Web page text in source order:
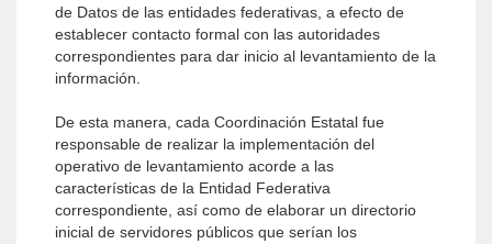
de Datos de las entidades federativas, a efecto de
establecer contacto formal con las autoridades
correspondientes para dar inicio al levantamiento de la
información.
De esta manera, cada Coordinación Estatal fue
responsable de realizar la implementación del
operativo de levantamiento acorde a las
características de la Entidad Federativa
correspondiente, así como de elaborar un directorio
inicial de servidores públicos que serían los